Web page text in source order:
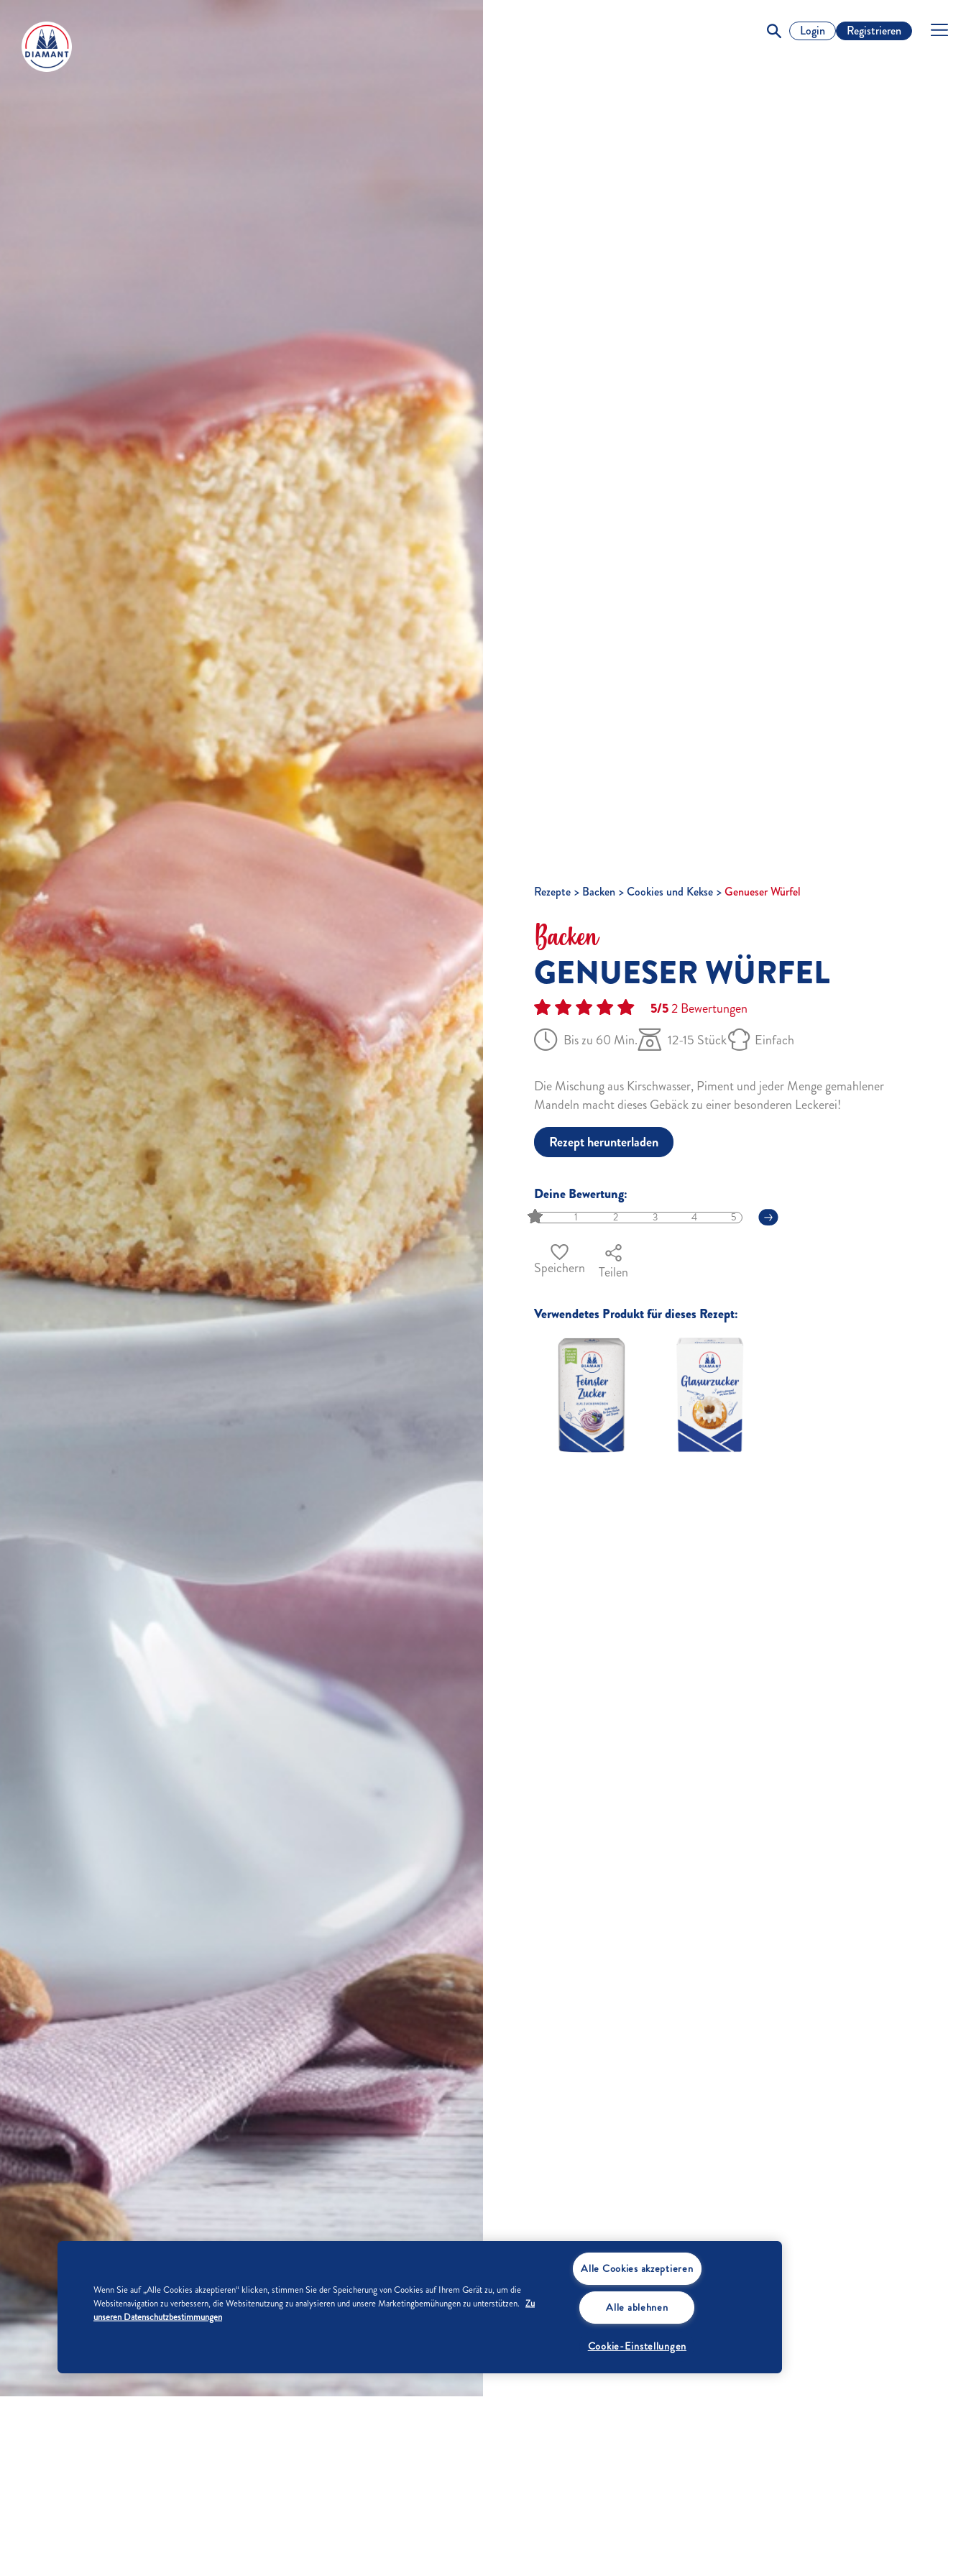
Login Registrieren
Rezepte Backen Cookies und Kekse Genueser Würfel
Backen
GENUESER WÜRFEL
5/52Bewertungen
Bis zu 60 Min.
12-15 Stück Einfach
Die Mischung aus Kirschwasser, Piment und jeder Menge gemahlener
Mandeln macht dieses Gebäck zu einer besonderen Leckerei!
Rezept herunterladen
Deine Bewertung:
1 2 3 4 5
Speichern Teilen
Verwendetes Produkt für dieses Rezept:
Wenn Sie auf „Alle Cookies akzeptieren“ klicken, stimmen Sie der Speicherung von Cookies auf Ihrem Gerät zu, um die
Websitenavigation zu verbessern, die Websitenutzung zu analysieren und unsere Marketingbemühungen zu unterstützen. Zu
unseren Datenschutzbestimmungen
Alle Cookies akzeptieren
Alle ablehnen
Cookie-Einstellungen